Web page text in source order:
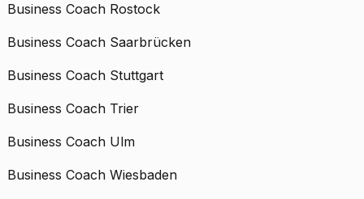
Business Coach Rostock
Business Coach Saarbrücken
Business Coach Stuttgart
Business Coach Trier
Business Coach Ulm
Business Coach Wiesbaden